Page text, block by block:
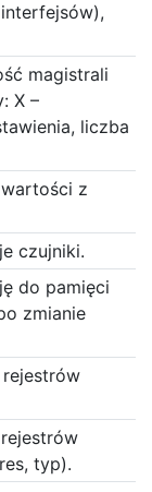
magistrali
X –
liczba
z
czujniki.
do pamięci
zmianie
typ).